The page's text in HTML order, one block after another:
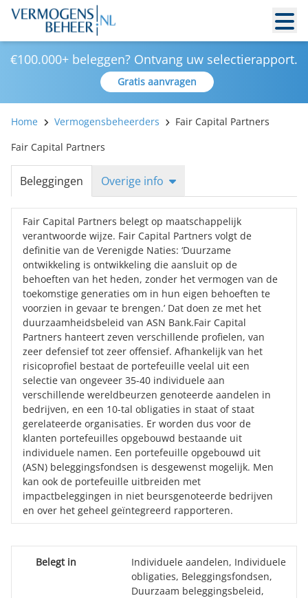
€100.000+ beleggen? Ontvang uw selectierapport.
Gratis aanvragen
Home Vermogensbeheerders
Fair Capital Partners
Fair Capital Partners
Beleggingen Overige info
Fair Capital Partners belegt op maatschappelijk
verantwoorde wijze. Fair Capital Partners volgt de
definitie van de Verenigde Naties: ‘Duurzame
ontwikkeling is ontwikkeling die aansluit op de
behoeften van het heden, zonder het vermogen van de
toekomstige generaties om in hun eigen behoeften te
voorzien in gevaar te brengen.’ Dat doen ze met het
duurzaamheidsbeleid van ASN Bank.Fair Capital
Partners hanteert zeven verschillende profielen, van
zeer defensief tot zeer offensief. Afhankelijk van het
risicoprofiel bestaat de portefeuille veelal uit een
selectie van ongeveer 35-40 individuele aan
verschillende wereldbeurzen genoteerde aandelen in
bedrijven, en een 10-tal obligaties in staat of staat
gerelateerde organisaties. Er worden dus voor de
klanten portefeuilles opgebouwd bestaande uit
individuele namen. Een portefeuille opgebouwd uit
(ASN) beleggingsfondsen is desgewenst mogelijk. Men
kan ook de portefeuille uitbreiden met
impactbeleggingen in niet beursgenoteerde bedrijven
en over het geheel geïntegreerd rapporteren.
Belegt in
Individuele aandelen, Individuele
obligaties, Beleggingsfondsen,
Duurzaam beleggingsbeleid,